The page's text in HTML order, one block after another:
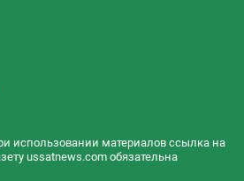
использовании материалов ссылка на
ussatnews.com обязательна